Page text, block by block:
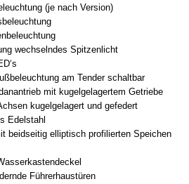
(je nach Version)
wechselndes Spitzenlicht
am Tender schaltbar
mit kugelgelagertem Getriebe
kugelgelagert und gefedert
Edelstahl
beidseitig elliptisch profilierten Speichen
Führerhaustüren